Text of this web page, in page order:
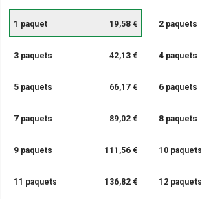
1 paquet 19,58 € 2 paquets
3 paquets 42,13 € 4 paquets
5 paquets 66,17 € 6 paquets
7 paquets 89,02 € 8 paquets
9 paquets 111,56 € 10 paquets
11 paquets 136,82 € 12 paquets